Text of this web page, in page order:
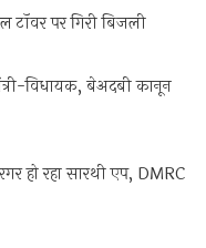
पर गिरी बिजली
विधायक, बेअदबी कानून
हो रहा सारथी एप, DMRC